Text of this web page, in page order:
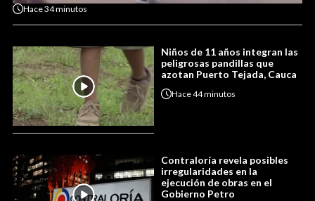
Hace34 minutos
Niños de 11 años integran las
peligrosas pandillas que
azotan Puerto Tejada, Cauca
Hace44 minutos
Contraloría revela posibles
irregularidades en la
ejecución de obras en el
Gobierno Petro